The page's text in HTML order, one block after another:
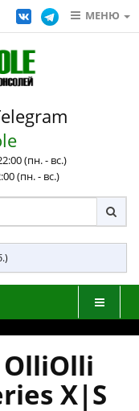
МЕНЮ
(пн. - вс.)
(пн. - вс.)
X|S